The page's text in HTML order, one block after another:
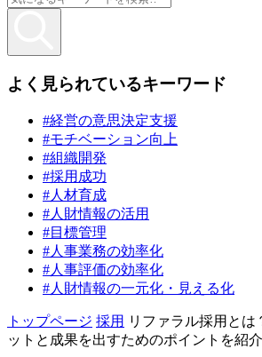
よく見られているキーワード
#経営の意思決定支援
#モチベーション向上
#組織開発
#採用成功
#人材育成
#人財情報の活用
#目標管理
#人事業務の効率化
#人事評価の効率化
#人財情報の一元化・見える化
トップページ 採用 リファラル採用とは
ットと成果を出すためのポイントを紹介